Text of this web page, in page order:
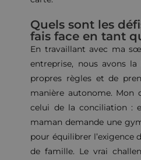
Quels sont les
fais face en tant
En travaillant avec ma
entreprise, nous avons
propres règles et de
manière autonome. Mon
celui de la conciliation :
maman demande une
pour équilibrer l’exigence
de famille. ​Le vrai